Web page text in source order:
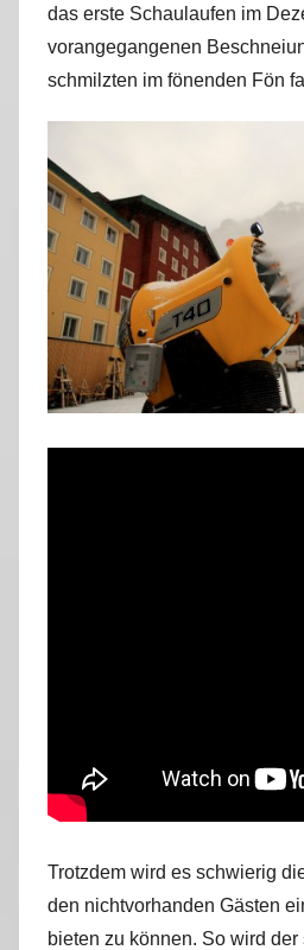
das erste Schaulaufen im
vorangegangenen
schmilzten im fönenden Fön
Trotzdem wird es schwierig
den nichtvorhanden Gästen
bieten zu können. So wird der